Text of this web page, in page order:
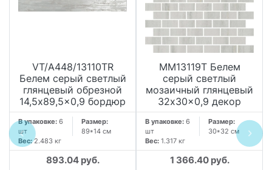
VT/A448/13110TR
Белем серый светлый
глянцевый обрезной
14,5x89,5x0,9 бордюр
В упаковке: 6
шт
Размер:
89*14 см
Вес:2.483 кг
893.04 руб.
MM13119T Белем
серый светлый
мозаичный глянцевый
32x30x0,9 декор
В упаковке: 6
шт
Размер:
30*32 см
Вес: 1.317 кг
1 366.40 руб.